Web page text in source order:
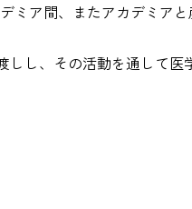
ミア間、またアカデミア
しし、その活動を通して医